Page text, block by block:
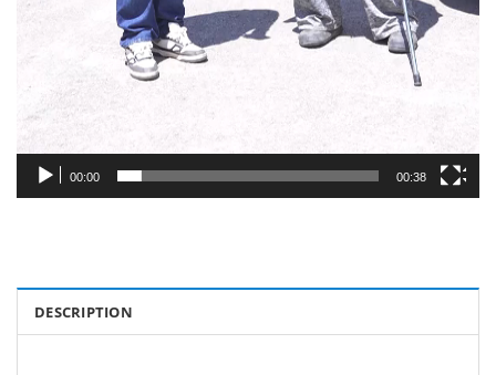
00:00 00:38
DESCRIPTION